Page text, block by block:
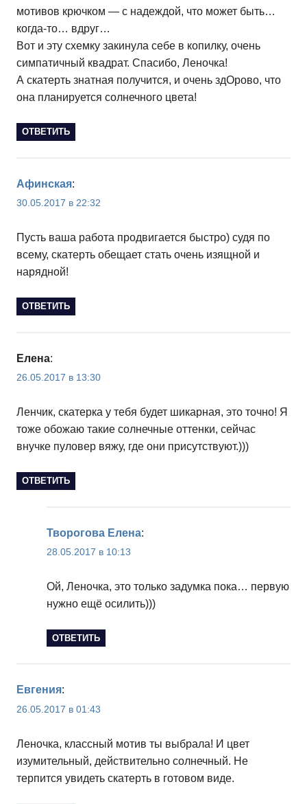
мотивов крючком — с надеждой, что может быть…
когда-то… вдруг…
Вот и эту схемку закинула себе в копилку, очень
симпатичный квадрат. Спасибо, Леночка!
А скатерть знатная получится, и очень здОрово, что
она планируется солнечного цвета!
ОТВЕТИТЬ
Афинская:
30.05.2017 в 22:32
Пусть ваша работа продвигается быстро) судя по
всему, скатерть обещает стать очень изящной и
нарядной!
ОТВЕТИТЬ
Елена:
26.05.2017 в 13:30
Ленчик, скатерка у тебя будет шикарная, это точно! Я
тоже обожаю такие солнечные оттенки, сейчас
внучке пуловер вяжу, где они присутствуют.)))
ОТВЕТИТЬ
Творогова Елена:
28.05.2017 в 10:13
Ой, Леночка, это только задумка пока… первую
нужно ещё осилить)))
ОТВЕТИТЬ
Евгения:
26.05.2017 в 01:43
Леночка, классный мотив ты выбрала! И цвет
изумительный, действительно солнечный. Не
терпится увидеть скатерть в готовом виде.